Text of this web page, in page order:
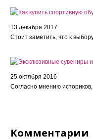
13 декабря 2017
Стоит заметить, что к
25 октября 2016
Согласно мнению
Комментарии